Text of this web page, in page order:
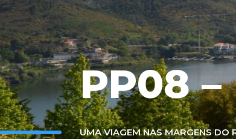
PP08 –
UMA VIAGEM NAS MARGENS DO